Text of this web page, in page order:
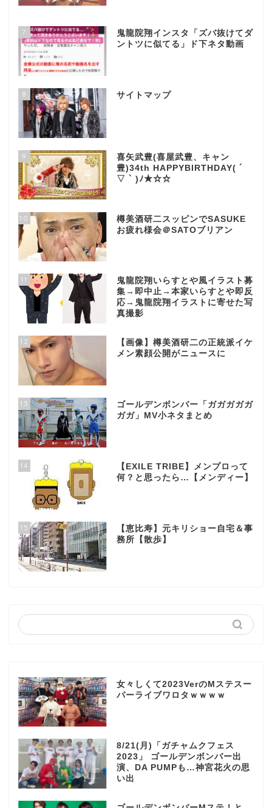
7
鬼龍院翔インスタ「ズバ抜けてダ
ントツに似てる」ド下ネタ動画
8 サイトマップ
9
喜矢武豊(喜屋武豊、キャン
豊)34th HAPPYBIRTHDAY( ´
▽ ` )ﾉ★☆☆
10
樽美酒研二スッピンでSASUKE
お疲れ様会＠SATOブリアン
11
鬼龍院翔いらすとや風イラスト募
集→即中止→本家いらすとや即反
応→鬼龍院翔イラストに寄せた写
真撮影
12
【画像】樽美酒研二の正統派イケ
メン素顔公開がニュースに
13
ゴールデンボンバー「ガガガガガ
ガガ」MV小ネタまとめ
14
【EXILE TRIBE】メンプロって
何？と思ったら…【メンディー】
15
【恵比寿】元キリショー自宅＆事
務所【散歩】
女々しくて2023VerのMステスー
パーライブワロタｗｗｗｗ
8/21(月)「ガチャムクフェス
2023」 ゴールデンボンバー出
演、DA PUMPも…神宮花火の思
い出